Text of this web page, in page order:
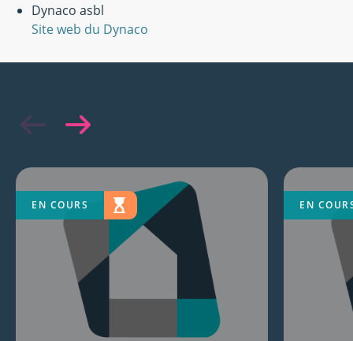
Dynaco asbl
Site web du Dynaco
EN COURS EN